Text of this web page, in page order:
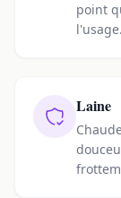
point
l'usage.
Laine